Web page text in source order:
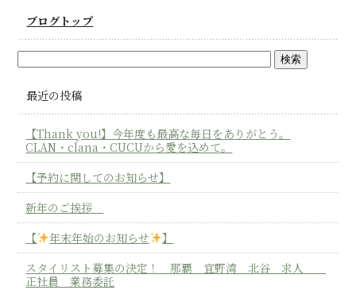
ブログトップ
最近の投稿
【Thank you!】今年度も最高な毎日をありがとう。
CLAN・clana・CUCUから愛を込めて。
【予約に関してのお知らせ】
新年のご挨拶
【
年末年始のお知らせ
】
スタイリスト募集の決定！ 那覇 宜野湾 北谷 求人
正社員 業務委託